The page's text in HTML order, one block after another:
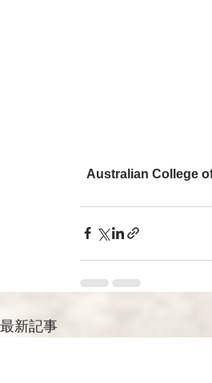
Australian
最新記事